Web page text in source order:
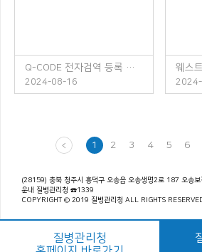
Q-CODE 전자검역 등록 안내
2024-08-16
1 2 3 4 5 6
(28159) 충북 청주시 흥덕구 오송읍 오송생명2로 187 오송보
운내 질병관리청 ☎1339
COPYRIGHT © 2019 질병관리청 ALL RIGHTS
질병관리청